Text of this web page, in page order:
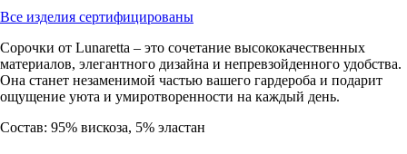
Все изделия сертифицированы
Сорочки от Lunaretta – это сочетание высококачественных
материалов, элегантного дизайна и непревзойденного удобства.
Она станет незаменимой частью вашего гардероба и подарит
ощущение уюта и умиротворенности на каждый день.
Состав: 95% вискоза, 5% эластан